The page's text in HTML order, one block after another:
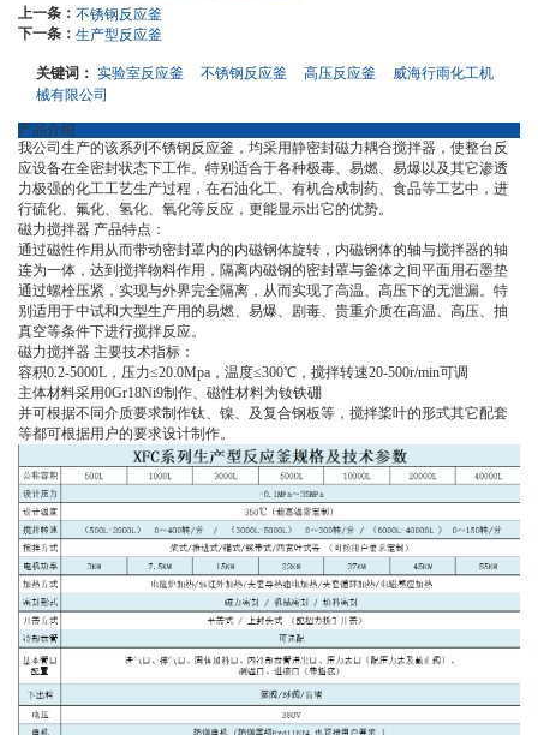
上一条： 不锈钢反应釜
下一条： 生产型反应釜
关键词： 实验室反应釜 不锈钢反应釜 高压反应釜
威海行雨化工机
械有限公司
产品介绍
我公司生产的该系列不锈钢反应釜，均采用静密封磁力耦合搅拌器，使整台反
应设备在全密封状态下工作。特别适合于各种极毒、易燃、易爆以及其它渗透
力极强的化工工艺生产过程，在石油化工、有机合成制药、食品等工艺中，进
行硫化、氟化、氢化、氧化等反应，更能显示出它的优势。
磁力搅拌器 产品特点：
通过磁性作用从而带动密封罩内的内磁钢体旋转，内磁钢体的轴与搅拌器的轴
连为一体，达到搅拌物料作用，隔离内磁钢的密封罩与釜体之间平面用石墨垫
通过螺栓压紧，实现与外界完全隔离，从而实现了高温、高压下的无泄漏。特
别适用于中试和大型生产用的易燃、易爆、剧毒、贵重介质在高温、高压、抽
真空等条件下进行搅拌反应。
磁力搅拌器 主要技术指标：
容积0.2-5000L，压力≤20.0Mpa，温度≤300℃，搅拌转速20-500r/min可调
主体材料采用0Gr18Ni9制作、磁性材料为钕铁硼
并可根据不同介质要求制作钛、镍、及复合钢板等，搅拌桨叶的形式其它配套
等都可根据用户的要求设计制作。